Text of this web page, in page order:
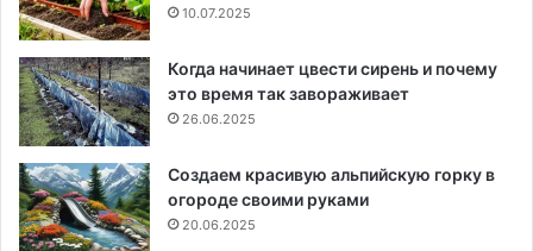
10.07.2025
Когда начинает цвести сирень и почему
это время так завораживает
26.06.2025
Создаем красивую альпийскую горку в
огороде своими руками
20.06.2025